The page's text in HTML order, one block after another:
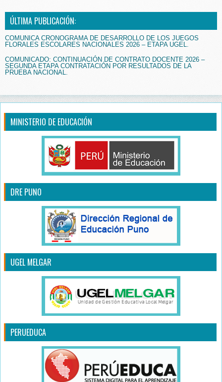
ÚLTIMA PUBLICACIÓN:
COMUNICA CRONOGRAMA DE DESARROLLO DE LOS JUEGOS
FLORALES ESCOLARES NACIONALES 2026 – ETAPA UGEL.
COMUNICADO: CONTINUACIÓN DE CONTRATO DOCENTE 2026 –
SEGUNDA ETAPA CONTRATACIÓN POR RESULTADOS DE LA
PRUEBA NACIONAL.
MINISTERIO DE EDUCACIÓN
DRE PUNO
UGEL MELGAR
PERUEDUCA